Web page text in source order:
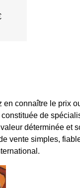
en connaître le prix
de
déterminée et
vente simples,